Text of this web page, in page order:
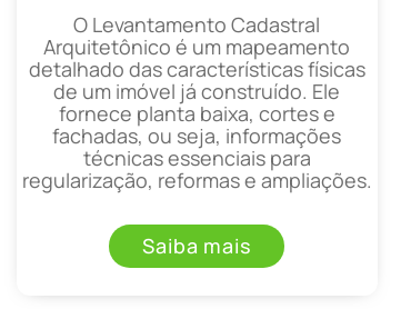
O Levantamento Cadastral
Arquitetônico é um mapeamento
detalhado das características físicas
de um imóvel já construído. Ele
fornece planta baixa, cortes e
fachadas, ou seja, informações
técnicas essenciais para
regularização, reformas e ampliações.
Saiba mais